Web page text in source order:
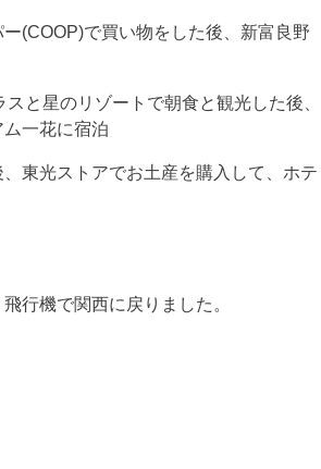
(COOP)で買い物をした後、新富良野
と星のリゾートで朝食と観光した後、
一花に宿泊
東光ストアでお土産を購入して、ホテ
行機で関西に戻りました。